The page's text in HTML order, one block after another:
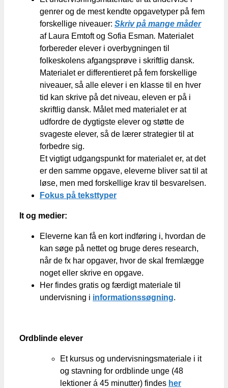
genrer og de mest kendte opgavetyper på fem
forskellige niveauer: Skriv på mange måder
af Laura Emtoft og Sofia Esman. Materialet
forbereder elever i overbygningen til
folkeskolens afgangsprøve i skriftlig dansk.
Materialet er differentieret på fem forskellige
niveauer, så alle elever i en klasse til en hver
tid kan skrive på det niveau, eleven er på i
skriftlig dansk. Målet med materialet er at
udfordre de dygtigste elever og støtte de
svageste elever, så de lærer strategier til at
forbedre sig.
Et vigtigt udgangspunkt for materialet er, at det
er den samme opgave, eleverne bliver sat til at
løse, men med forskellige krav til besvarelsen.
Fokus på teksttyper
It og medier:
Eleverne kan få en kort indføring i, hvordan de
kan søge på nettet og bruge deres research,
når de fx har opgaver, hvor de skal fremlægge
noget eller skrive en opgave.
Her findes gratis og færdigt materiale til
undervisning i informationssøgning.
Ordblinde elever
Et kursus og undervisningsmateriale i it
og stavning for ordblinde unge (48
lektioner á 45 minutter) findes her